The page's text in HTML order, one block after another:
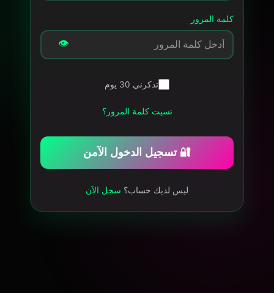
كلمة المرور
👁️
تذكرني 30 يوم
نسيت كلمة المرور؟
🔐 تسجيل الدخول الآمن
ليس لديك حساب؟ سجل الآن